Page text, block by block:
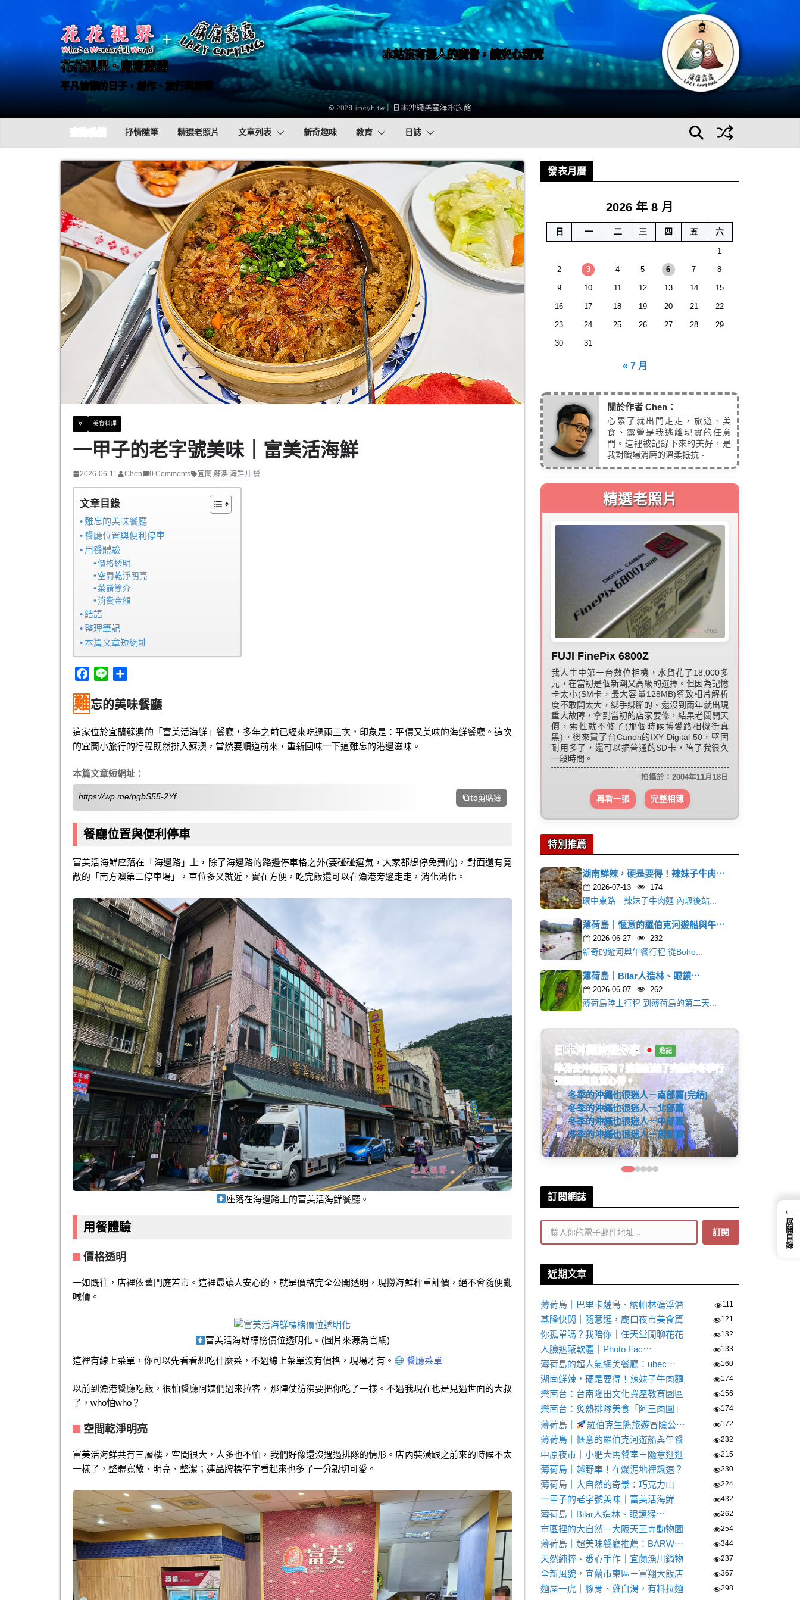
花花視界．庸庸露露
平凡慵懶的日子，創作、旅行與露營
本站沒有擾人的廣告，請安心瀏覽
查詢系統 抒情隨筆 精選老照片 文章列表 新奇趣味 教育 日誌
∀ 美食料理
一甲子的老字號美味｜富美活海鮮
2026-06-11 Chen 0 Comments 宜蘭 蘇澳 海鮮 中餐
文章目錄
難忘的美味餐廳
餐廳位置與便利停車
用餐體驗
價格透明
空間乾淨明亮
菜餚簡介
消費金額
結語
整理筆記
本篇文章短網址
c
e
b
o
k
n
難忘的美味餐廳
這家位於宜蘭蘇澳的「富美活海鮮」餐廳，多年之前已經來吃過兩三次，印象是：平價又美味的海鮮餐廳。這次
的宜蘭小旅行的行程既然排入蘇澳，當然要順道前來，重新回味一下這難忘的港邊滋味。
本篇文章短網址：
https://wp.me/pgbS55-2Yf to剪貼簿
餐廳位置與便利停車
富美活海鮮座落在「海邊路」上，除了海邊路的路邊停車格之外(要碰碰運氣，大家都想停免費的)，對面還有寬
敞的「南方澳第二停車場」，車位多又就近，實在方便，吃完飯還可以在漁港旁邊走走，消化消化。
座落在海邊路上的富美活海鮮餐廳。
用餐體驗
價格透明
一如既往，店裡依舊門庭若市。這裡最讓人安心的，就是價格完全公開透明，現撈海鮮秤重計價，絕不會隨便亂
喊價。
富美活海鮮標榜價位透明化。(圖片來源為官網)
這裡有線上菜單，你可以先看看想吃什麼菜，不過線上菜單沒有價格，現場才有。
餐廳菜單
以前到漁港餐廳吃飯，很怕餐廳阿姨們過來拉客，那陣仗彷彿要把你吃了一樣。不過我現在也是見過世面的大叔
了，who怕who？
空間乾淨明亮
富美活海鮮共有三層樓，空間很大，人多也不怕，我們好像還沒遇過排隊的情形。店內裝潢跟之前來的時候不太
一樣了，整體寬敞、明亮、整潔；連品牌標準字看起來也多了一分親切可愛。
發表月曆
2026 年 8 月
日 一 二 三 四 五 六
1
2 3 4 5 6 7 8
9 10 11 12 13 14 15
16 17 18 19 20 21 22
23 24 25 26 27 28 29
30 31
« 7 月
關於作者 Chen：
心累了就出門走走，旅遊、美
食、露營是我逃離現實的任意
門。這裡被記錄下來的美好，是
我對職場消磨的溫柔抵抗。
精選老照片
FUJI FinePix 6800Z
我人生中第一台數位相機，水貨花了18,000多
元，在當初是個新潮又高級的選擇。但因為記憶
卡太小(SM卡，最大容量128MB)導致相片解析
度不敢開太大，綁手綁腳的。還沒到兩年就出現
重大故障，拿到當初的店家要修，結果老闆開天
價，索性就不修了(那個時候博愛路相機街真
黑)。後來買了台Canon的IXY Digital 50，堅固
耐用多了，還可以插普通的SD卡，陪了我很久
一段時間。
拍攝於：2004年11月18日
再看一張 完整相簿
特別推薦
湖南鮮辣，硬是要得！辣妹子牛肉⋯
2026-07-13 174
環中東路－辣妹子牛肉麵 內壢後站...
薄荷島｜愜意的羅伯克河遊船與午⋯
2026-06-27 232
新奇的遊河與午餐行程 從Boho...
薄荷島｜Bilar人造林、眼鏡⋯
2026-06-07 262
薄荷島陸上行程 到薄荷島的第二天...
日本大阪旅遊分享 遊記
大阪住宿、天橋立一日遊、環球影城任天堂
世界等詳細旅遊資訊分享。(連載中...)
了解更多
訂閱網誌
輸入你的電子郵件地址…
訂閱
近期文章
薄荷島｜巴里卡薩島、納帕林礁浮潛 111
基隆快閃｜隨意逛，廟口夜市美食篇 121
你孤單嗎？我陪你｜任天堂閒聊花花 132
人臉遮蔽軟體｜Photo Fac⋯ 133
薄荷島的超人氣網美餐廳：ubec⋯ 160
湖南鮮辣，硬是要得！辣妹子牛肉麵 174
樂南台：台南隆田文化資產教育園區 156
樂南台：炙熱排隊美食「阿三肉圓」 174
薄荷島｜ 羅伯克生態旅遊冒險公⋯ 172
薄荷島｜愜意的羅伯克河遊船與午餐 232
中原夜市｜小肥大馬餐室＋隨意逛逛 215
薄荷島｜越野車！在爛泥地裡飆速？ 230
薄荷島｜大自然的奇景：巧克力山 224
一甲子的老字號美味｜富美活海鮮 432
薄荷島｜Bilar人造林、眼鏡猴⋯ 262
市區裡的大自然－大阪天王寺動物園 254
薄荷島｜超美味餐廳推薦：BARW⋯ 344
天然純粹、悉心手作｜宜蘭漁川鍋物 237
全新風貌，宜蘭市東區－富翔大飯店 367
麵屋一虎｜豚骨、雞白湯，有料拉麵 298
←
展開目錄